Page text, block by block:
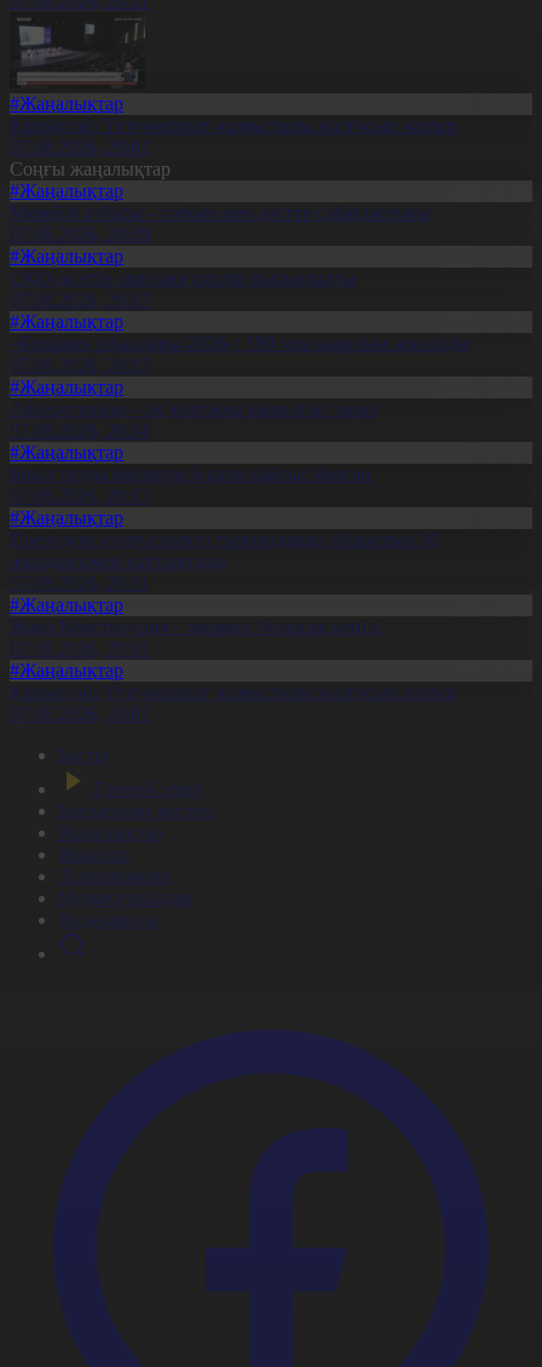
#Жаңалықтар
Құрылтай: Үгіт-насихат жұмыстары жалғасып жатыр
07.08.2026, 20:01
Соңғы жаңалықтар
#Жаңалықтар
Мерейлі отбасы – тәрбие мен дәстүр сабақтастығы
07.08.2026, 20:19
#Жаңалықтар
СҚО-да егін орағына әзірлік пысықталды
07.08.2026, 20:17
#Жаңалықтар
«Болашақ ойындары-2026»: 180 млн қаралым жиналды
07.08.2026, 20:15
#Жаңалықтар
Ақкерегешың – ақ жартасқа қашалған тарих
07.08.2026, 20:14
#Жаңалықтар
Биыл тұзды көлдерде 6 адам қайтыс болған
07.08.2026, 20:13
#Жаңалықтар
Президент солтүстіктегі тұрғындарды облыстың 90
жылдығымен құттықтады
07.08.2026, 20:11
#Жаңалықтар
Жаңа Конституция – жарқын болашақ кепілі
07.08.2026, 20:11
#Жаңалықтар
Құрылтай: Үгіт-насихат жұмыстары жалғасып жатыр
07.08.2026, 20:01
Басты
Тікелей эфир
Бағдарлама кестесі
Жаңалықтар
Жобалар
Телехикаялар
Мультсериалдар
Видеоархив